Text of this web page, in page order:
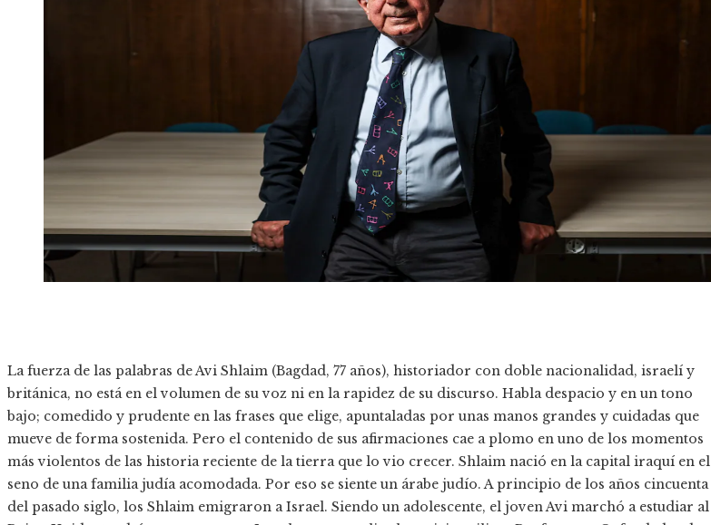
La fuerza de las palabras de Avi Shlaim (Bagdad, 77 años), historiador con doble nacionalidad, israelí y
británica, no está en el volumen de su voz ni en la rapidez de su discurso. Habla despacio y en un tono
bajo; comedido y prudente en las frases que elige, apuntaladas por unas manos grandes y cuidadas que
mueve de forma sostenida. Pero el contenido de sus afirmaciones cae a plomo en uno de los momentos
más violentos de las historia reciente de la tierra que lo vio crecer. Shlaim nació en la capital iraquí en el
seno de una familia judía acomodada. Por eso se siente un árabe judío. A principio de los años cincuenta
del pasado siglo, los Shlaim emigraron a Israel. Siendo un adolescente, el joven Avi marchó a estudiar al